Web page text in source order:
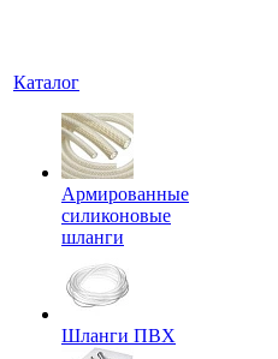
Каталог
Армированные
силиконовые
шланги
Шланги ПВХ